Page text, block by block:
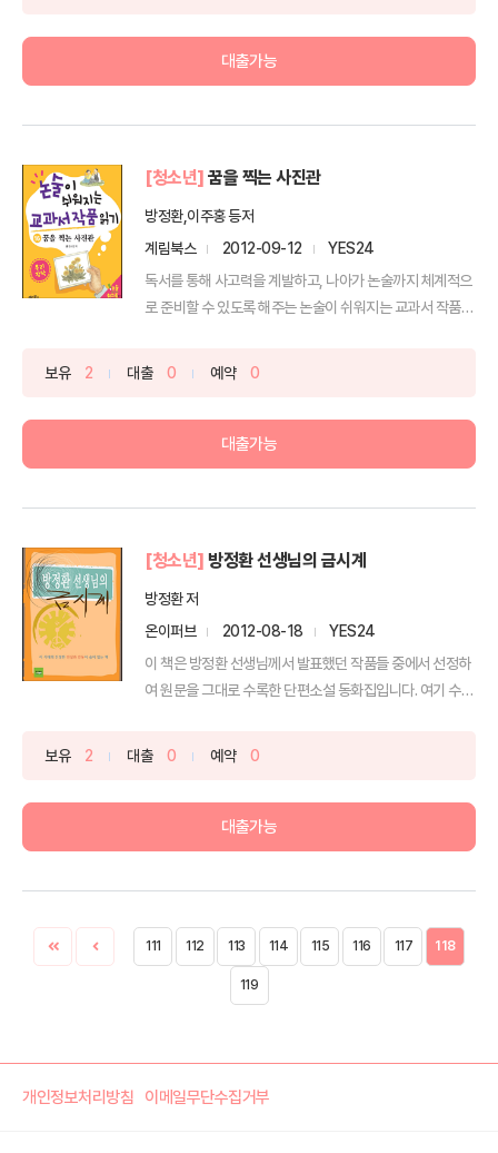
대출가능
[청소년] 꿈을 찍는 사진관
방정환,이주홍 등저
계림북스
2012-09-12
YES24
독서를 통해 사고력을 계발하고, 나아가 논술까지 체계적으
로 준비할 수 있도록 해주는 논술이 쉬워지는 교과서 작품
보유 2 대출 0 예약 0
대출가능
[청소년] 방정환 선생님의 금시계
방정환 저
온이퍼브
2012-08-18
YES24
이 책은 방정환 선생님께서 발표했던 작품들 중에서 선정하
여 원문을 그대로 수록한 단편소설 동화집입니다. 여기 수록
보유 2 대출 0 예약 0
대출가능
111 112 113 114 115 116 117 118
119
개인정보처리방침 이메일무단수집거부